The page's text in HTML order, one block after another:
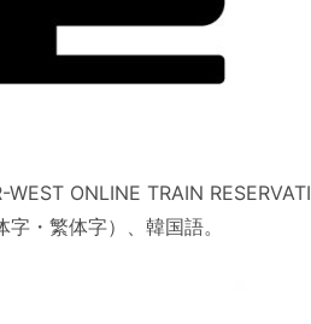
ONLINE TRAIN RESERVATI
・繁体字）、韓国語。